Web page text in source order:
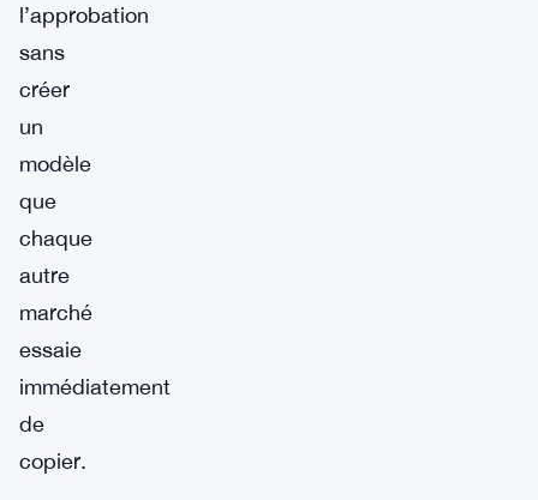
l’approbation
sans
créer
un
modèle
que
chaque
autre
marché
essaie
immédiatement
de
copier.